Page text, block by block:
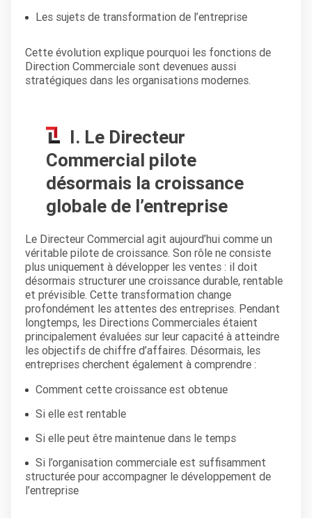
Les sujets de transformation de l’entreprise
Cette évolution explique pourquoi les fonctions de
Direction Commerciale sont devenues aussi
stratégiques dans les organisations modernes.
I. Le Directeur
Commercial pilote
désormais la croissance
globale de l’entreprise
Le Directeur Commercial agit aujourd’hui comme un
véritable pilote de croissance. Son rôle ne consiste
plus uniquement à développer les ventes : il doit
désormais structurer une croissance durable, rentable
et prévisible. Cette transformation change
profondément les attentes des entreprises. Pendant
longtemps, les Directions Commerciales étaient
principalement évaluées sur leur capacité à atteindre
les objectifs de chiffre d’affaires. Désormais, les
entreprises cherchent également à comprendre :
Comment cette croissance est obtenue
Si elle est rentable
Si elle peut être maintenue dans le temps
Si l’organisation commerciale est suffisamment
structurée pour accompagner le développement de
l’entreprise